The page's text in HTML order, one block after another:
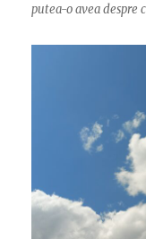
putea-o avea despre